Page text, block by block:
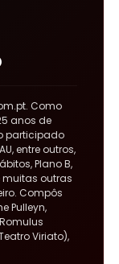
Como
anos de
participado
entre outros,
Plano B,
muitas outras
Compôs
Pulleyn,
Viriato),